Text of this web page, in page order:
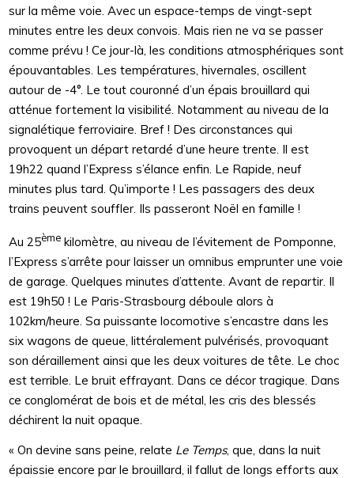
sur la même voie. Avec un espace-temps de vingt-sept
minutes entre les deux convois. Mais rien ne va se passer
comme prévu ! Ce jour-là, les conditions atmosphériques sont
épouvantables. Les températures, hivernales, oscillent
autour de -4°. Le tout couronné d’un épais brouillard qui
atténue fortement la visibilité. Notamment au niveau de la
signalétique ferroviaire. Bref ! Des circonstances qui
provoquent un départ retardé d’une heure trente. Il est
19h22 quand l’Express s’élance enfin. Le Rapide, neuf
minutes plus tard. Qu’importe ! Les passagers des deux
trains peuvent souffler. Ils passeront Noël en famille !
Au 25ème kilomètre, au niveau de l’évitement de Pomponne,
l’Express s’arrête pour laisser un omnibus emprunter une voie
de garage. Quelques minutes d’attente. Avant de repartir. Il
est 19h50 ! Le Paris-Strasbourg déboule alors à
102km/heure. Sa puissante locomotive s’encastre dans les
six wagons de queue, littéralement pulvérisés, provoquant
son déraillement ainsi que les deux voitures de tête. Le choc
est terrible. Le bruit effrayant. Dans ce décor tragique. Dans
ce conglomérat de bois et de métal, les cris des blessés
déchirent la nuit opaque.
« On devine sans peine, relate Le Temps, que, dans la nuit
épaissie encore par le brouillard, il fallut de longs efforts aux